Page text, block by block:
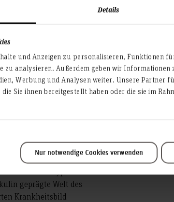
Details
und Anzeigen zu personalisieren, Funktionen
zu analysieren. Außerdem geben wir
Werbung und Analysen weiter. Unsere Partner
Sie ihnen bereitgestellt haben oder die sie im
Nur notwendige Cookies verwenden
ein Drama-Film
Grimm, einen 22-
Sportlern
ein dunkles Geheimnis:
Trainer geheim halten
Jan, 16 kg abzunehmen.
zum Erbrechen. Sein
Essverhalten und
Jan negiert die
Verfalls den
offenbart sich
treffen und typische
geprägte Welt des
Krankheitsbild
Fotografen: